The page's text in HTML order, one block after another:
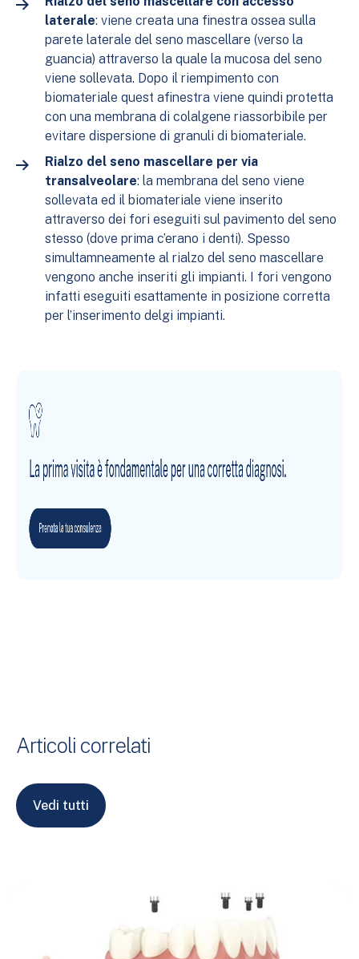
laterale: viene creata una finestra ossea sulla
parete laterale del seno mascellare (verso la
guancia) attraverso la quale la mucosa del seno
viene sollevata. Dopo il riempimento con
biomateriale quest afinestra viene quindi protetta
con una membrana di colalgene riassorbibile per
evitare dispersione di granuli di biomateriale.
Rialzo del seno mascellare per via
transalveolare: la membrana del seno viene
sollevata ed il biomateriale viene inserito
attraverso dei fori eseguiti sul pavimento del seno
stesso (dove prima c’erano i denti). Spesso
simultamneamente al rialzo del seno mascellare
vengono anche inseriti gli impianti. I fori vengono
infatti eseguiti esattamente in posizione corretta
per l’inserimento delgi impianti.
Articoli correlati
Vedi tutti